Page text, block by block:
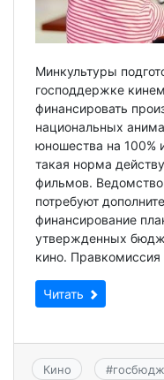
Минкультуры
господдержке
финансировать
национальных
юношества на 100%
такая норма
фильмов. Ведомство
потребуют
финансирование
утвержденных
кино.
Читать
Кино #